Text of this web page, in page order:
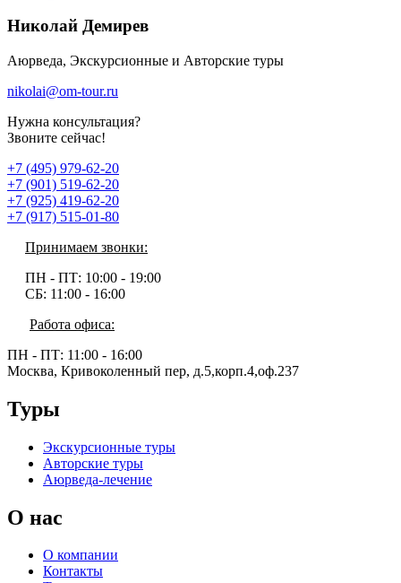
Николай Демирев
Аюрведа, Экскурсионные и Авторские туры
nikolai@om-tour.ru
Нужна консультация?
Звоните сейчас!
+7 (495) 979-62-20
+7 (901) 519-62-20
+7 (925) 419-62-20
+7 (917) 515-01-80
Принимаем звонки:
ПН - ПТ: 10:00 - 19:00
СБ: 11:00 - 16:00
Работа офиса:
ПН - ПТ: 11:00 - 16:00
Москва, Кривоколенный пер, д.5,корп.4,оф.237
Туры
Экскурсионные туры
Авторские туры
Аюрведа-лечение
О нас
О компании
Контакты